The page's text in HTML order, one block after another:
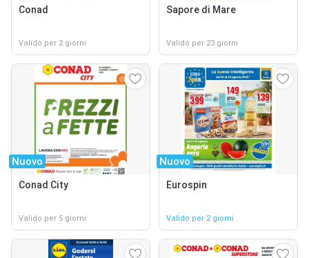
Conad
Valido per 2 giorni
Sapore di Mare
Valido per 23 giorni
Nuovo
Conad City
Valido per 5 giorni
Nuovo
Eurospin
Valido per 2 giorni